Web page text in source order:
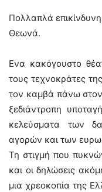
Πολλαπλά
Θεωνά.
Eνα κακόγουστο
τους τεχνοκράτες
τον καμβά πάνω
ξεδιάντροπη
κελεύσματα των
αγορών και των
Τη στιγμή που
και οι δηλώσεις
μια χρεοκοπία της